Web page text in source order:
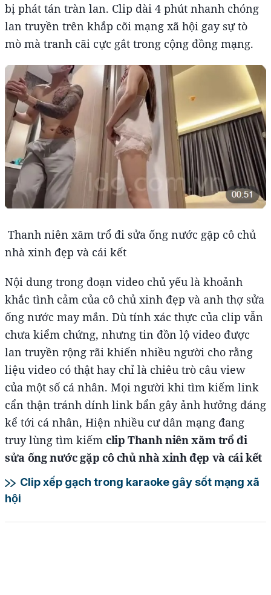
bị phát tán tràn lan. Clip dài 4 phút nhanh chóng
lan truyền trên khắp cõi mạng xã hội gay sự tò
mò mà tranh cãi cực gắt trong cộng đồng mạng.
Thanh niên xăm trổ đi sửa ống nước gặp cô chủ
nhà xinh đẹp và cái kết
Nội dung trong đoạn video chủ yếu là khoảnh
khắc tình cảm của cô chủ xinh đẹp và anh thợ sửa
ống nước may mắn. Dù tính xác thực của clip vẫn
chưa kiểm chứng, nhưng tin đồn lộ video được
lan truyền rộng rãi khiến nhiều người cho rằng
liệu video có thật hay chỉ là chiêu trò câu view
của một số cá nhân. Mọi người khi tìm kiếm link
cẩn thận tránh dính link bẩn gây ảnh hưởng đáng
kể tới cá nhân, Hiện nhiều cư dân mạng đang
truy lùng tìm kiếm clip Thanh niên xăm trổ đi
sửa ống nước gặp cô chủ nhà xinh đẹp và cái kết
Clip xếp gạch trong karaoke gây sốt mạng xã
hội